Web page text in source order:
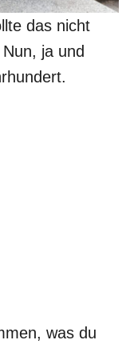
das nicht
ja und
was du